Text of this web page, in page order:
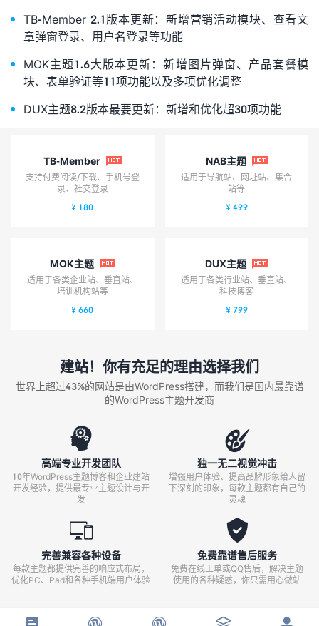
TB-Member 2.1版本更新：新增营销活动模块、查看文
章弹窗登录、用户名登录等功能
MOK主题1.6大版本更新：新增图片弹窗、产品套餐模
块、表单验证等11项功能以及多项优化调整
DUX主题8.2版本最要更新：新增和优化超30项功能
TB-Member 
支持付费阅读/下载、手机号登
录、社交登录
¥ 180
NAB主题 
适用于导航站、网址站、集合
站等
¥ 499
MOK主题 
适用于各类企业站、垂直站、
培训机构站等
¥ 660
DUX主题 
适用于各类行业站、垂直站、
科技博客
¥ 799
建站！你有充足的理由选择我们
世界上超过43%的网站是由WordPress搭建，而我们是国内最靠谱
的WordPress主题开发商

高端专业开发团队
10年WordPress主题博客和企业建站
开发经验，提供最专业主题设计与开
发

独一无二视觉冲击
增强用户体验、提高品牌形象给人留
下深刻的印象，每款主题都有自己的
灵魂

完善兼容各种设备
每款主题都提供完善的响应式布局，
优化PC、Pad和各种手机端用户体验

免费靠谱售后服务
免费在线工单或QQ售后，解决主题
使用的各种疑惑，你只需用心做站